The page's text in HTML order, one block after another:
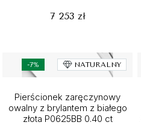
7 253 zł
-7% NATURALNY
Pierścionek zaręczynowy
owalny z brylantem z białego
złota P0625BB 0.40 ct